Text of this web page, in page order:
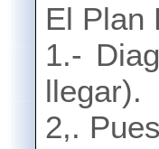
El Plan
1.-
llegar).
2,.